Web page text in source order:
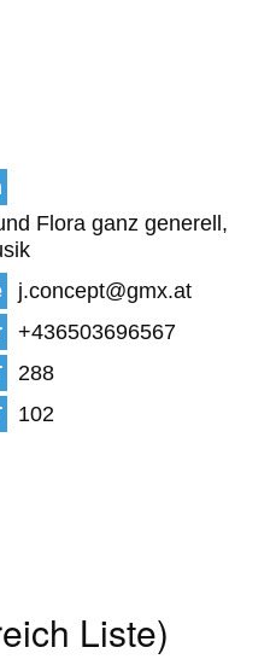
Flora ganz generell,
j.concept@gmx.at
+436503696567
288
102
Liste)